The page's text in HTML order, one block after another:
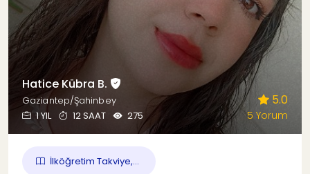
Hatice Kübra B.
Gaziantep/Şahinbey
1 YIL
12 SAAT 275
5.0
5 Yorum
İlköğretim Takviye,...